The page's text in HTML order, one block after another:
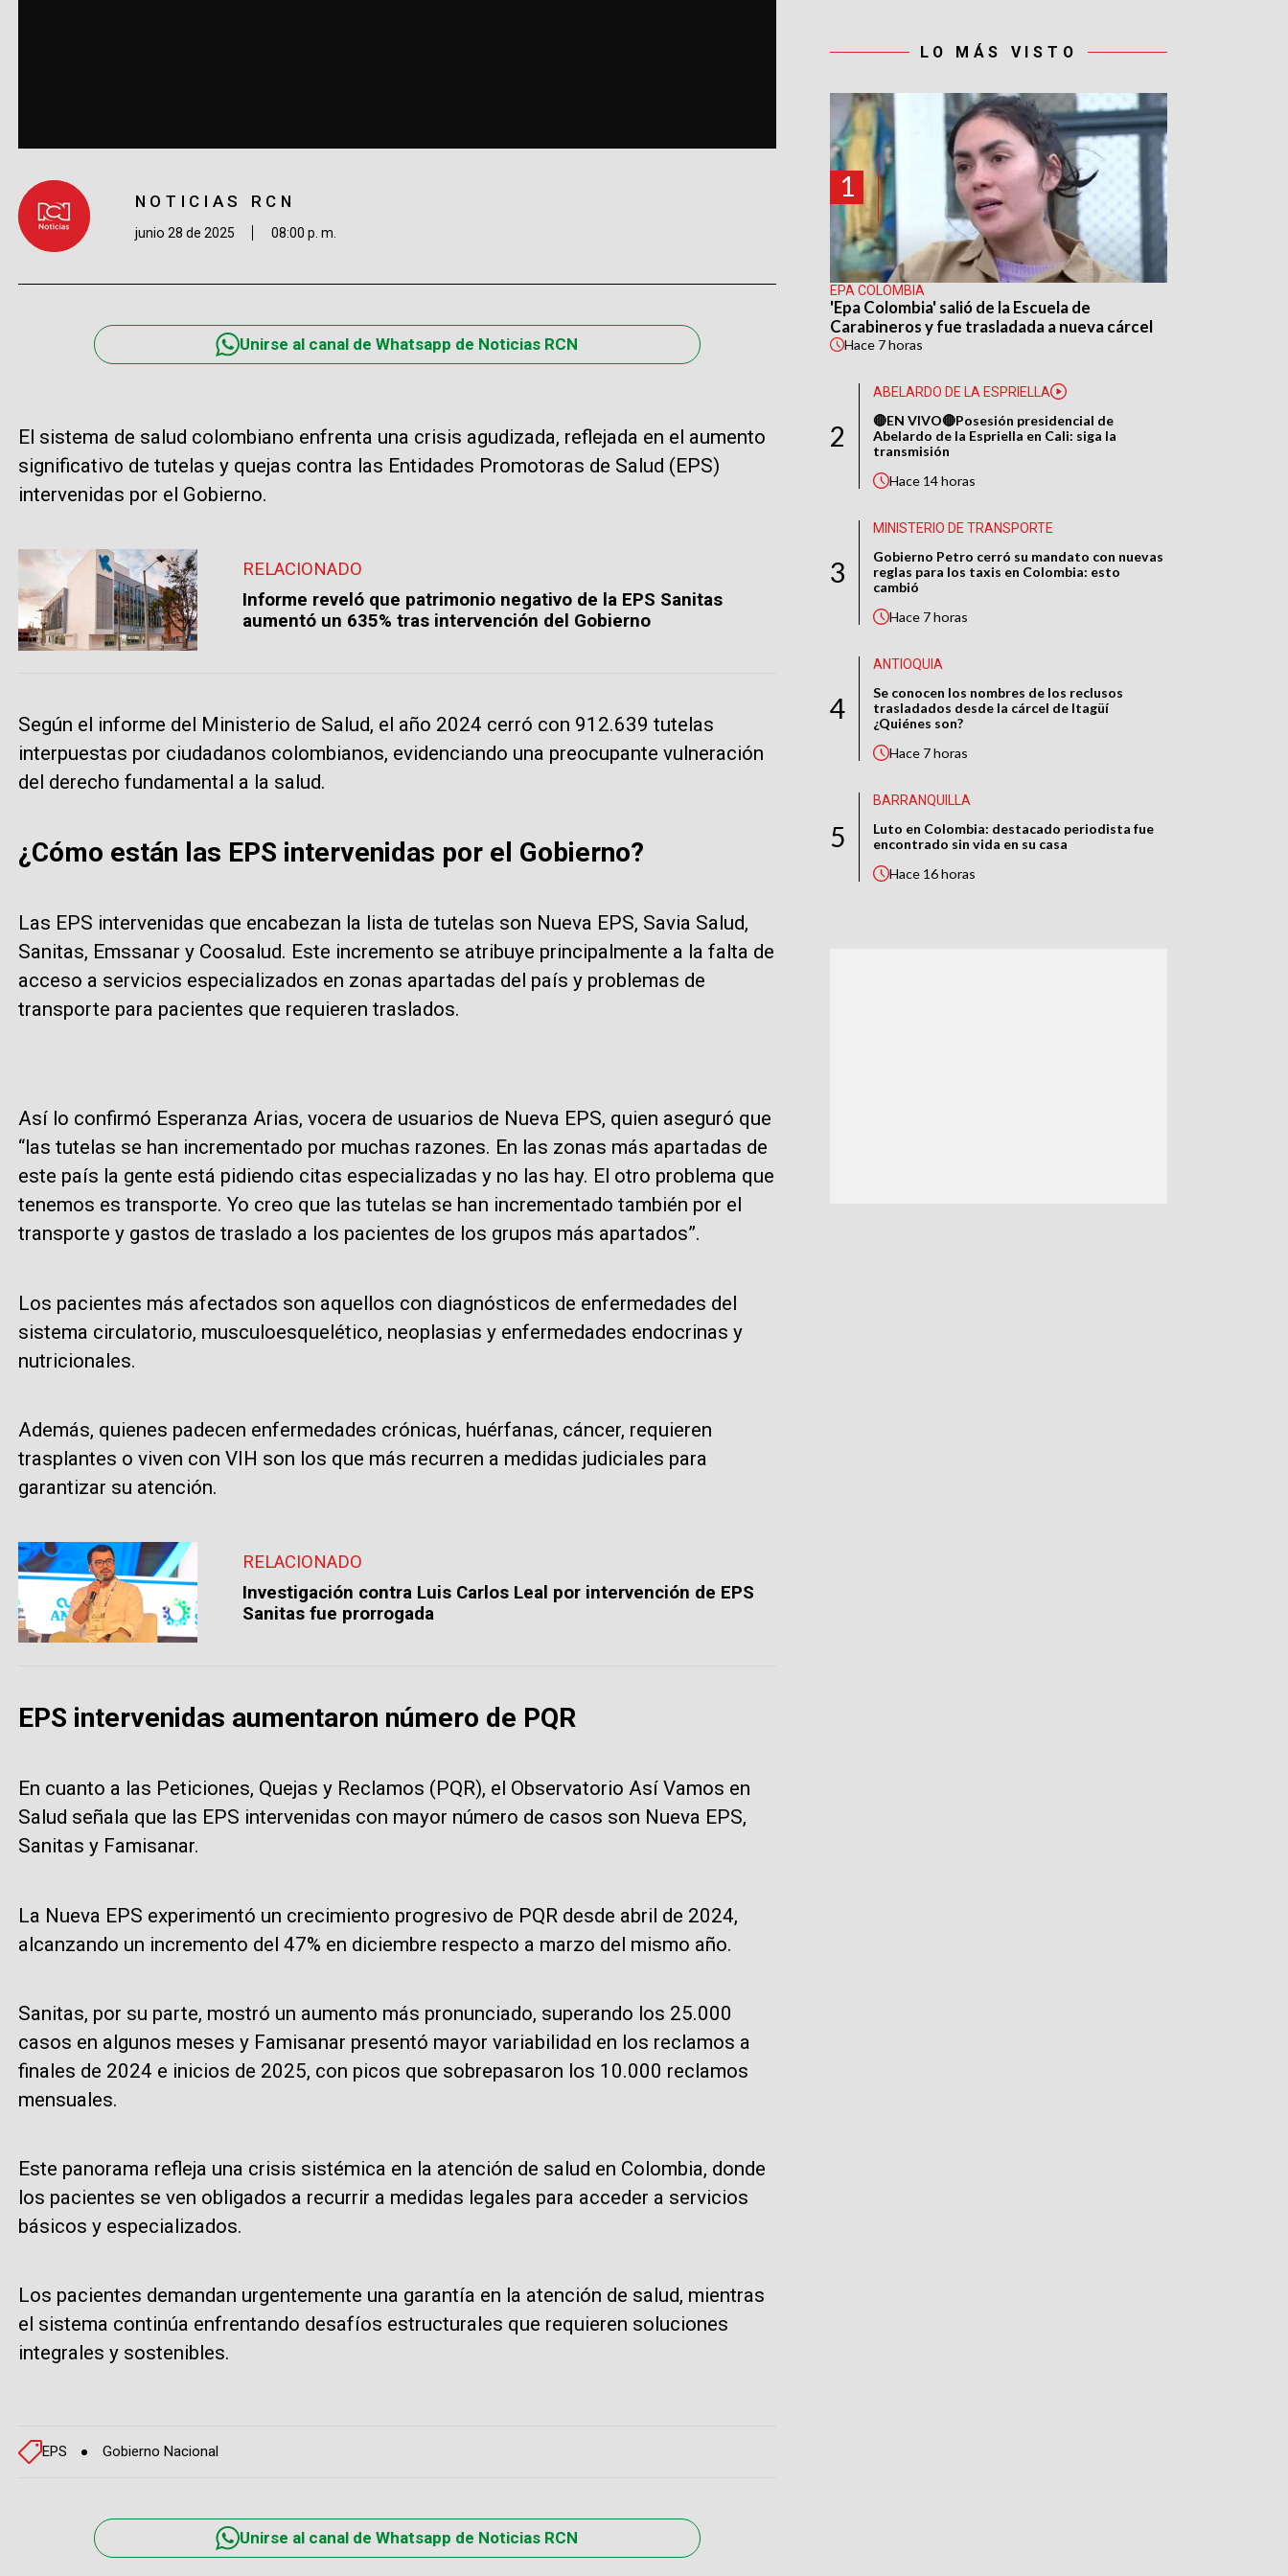
NOTICIAS RCN
junio 28 de 2025 08:00 p. m.
Unirse al canal de Whatsapp de Noticias RCN
El sistema de salud colombiano enfrenta una crisis agudizada, reflejada en el aumento
significativo de tutelas y quejas contra las Entidades Promotoras de Salud (EPS)
intervenidas por el Gobierno.
RELACIONADO
Informe reveló que patrimonio negativo de la EPS Sanitas
aumentó un 635% tras intervención del Gobierno
Según el informe del Ministerio de Salud, el año 2024 cerró con 912.639 tutelas
interpuestas por ciudadanos colombianos, evidenciando una preocupante vulneración
del derecho fundamental a la salud.
¿Cómo están las EPS intervenidas por el Gobierno?
Las EPS intervenidas que encabezan la lista de tutelas son Nueva EPS, Savia Salud,
Sanitas, Emssanar y Coosalud. Este incremento se atribuye principalmente a la falta de
acceso a servicios especializados en zonas apartadas del país y problemas de
transporte para pacientes que requieren traslados.
Así lo confirmó Esperanza Arias, vocera de usuarios de Nueva EPS, quien aseguró que
“las tutelas se han incrementado por muchas razones. En las zonas más apartadas de
este país la gente está pidiendo citas especializadas y no las hay. El otro problema que
tenemos es transporte. Yo creo que las tutelas se han incrementado también por el
transporte y gastos de traslado a los pacientes de los grupos más apartados”.
Los pacientes más afectados son aquellos con diagnósticos de enfermedades del
sistema circulatorio, musculoesquelético, neoplasias y enfermedades endocrinas y
nutricionales.
Además, quienes padecen enfermedades crónicas, huérfanas, cáncer, requieren
trasplantes o viven con VIH son los que más recurren a medidas judiciales para
garantizar su atención.
RELACIONADO
Investigación contra Luis Carlos Leal por intervención de EPS
Sanitas fue prorrogada
EPS intervenidas aumentaron número de PQR
En cuanto a las Peticiones, Quejas y Reclamos (PQR), el Observatorio Así Vamos en
Salud señala que las EPS intervenidas con mayor número de casos son Nueva EPS,
Sanitas y Famisanar.
La Nueva EPS experimentó un crecimiento progresivo de PQR desde abril de 2024,
alcanzando un incremento del 47% en diciembre respecto a marzo del mismo año.
Sanitas, por su parte, mostró un aumento más pronunciado, superando los 25.000
casos en algunos meses y Famisanar presentó mayor variabilidad en los reclamos a
finales de 2024 e inicios de 2025, con picos que sobrepasaron los 10.000 reclamos
mensuales.
Este panorama refleja una crisis sistémica en la atención de salud en Colombia, donde
los pacientes se ven obligados a recurrir a medidas legales para acceder a servicios
básicos y especializados.
Los pacientes demandan urgentemente una garantía en la atención de salud, mientras
el sistema continúa enfrentando desafíos estructurales que requieren soluciones
integrales y sostenibles.
EPS Gobierno Nacional
Unirse al canal de Whatsapp de Noticias RCN
LO MÁS VISTO
1
EPA COLOMBIA
'Epa Colombia' salió de la Escuela de
Carabineros y fue trasladada a nueva cárcel
Hace 7 horas
2
ABELARDO DE LA ESPRIELLA
🔴EN VIVO🔴Posesión presidencial de
Abelardo de la Espriella en Cali: siga la
transmisión
Hace 14 horas
3
MINISTERIO DE TRANSPORTE
Gobierno Petro cerró su mandato con nuevas
reglas para los taxis en Colombia: esto
cambió
Hace 7 horas
4
ANTIOQUIA
Se conocen los nombres de los reclusos
trasladados desde la cárcel de Itagüí
¿Quiénes son?
Hace 7 horas
5
BARRANQUILLA
Luto en Colombia: destacado periodista fue
encontrado sin vida en su casa
Hace 16 horas